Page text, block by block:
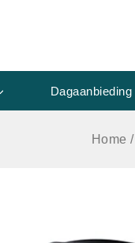
Dagaanbieding
Home /